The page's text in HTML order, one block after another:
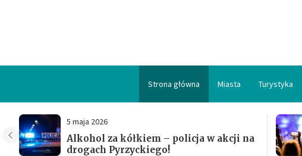
Strona główna Miasta Turystyka
5 maja 2026
Alkohol za kółkiem – policja w akcji na
drogach Pyrzyckiego!